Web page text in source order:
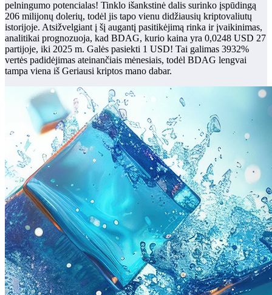
pelningumo potencialas! Tinklo išankstinė dalis surinko įspūdingą
206 milijonų dolerių, todėl jis tapo vienu didžiausių kriptovaliutų
istorijoje. Atsižvelgiant į šį augantį pasitikėjimą rinka ir įvaikinimas,
analitikai prognozuoja, kad BDAG, kurio kaina yra 0,0248 USD 27
partijoje, iki 2025 m. Galės pasiekti 1 USD! Tai galimas 3932%
vertės padidėjimas ateinančiais mėnesiais, todėl BDAG lengvai
tampa viena iš Geriausi kriptos mano dabar.